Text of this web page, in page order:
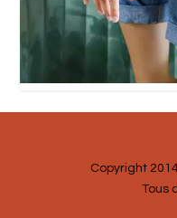
Copyright
Tous